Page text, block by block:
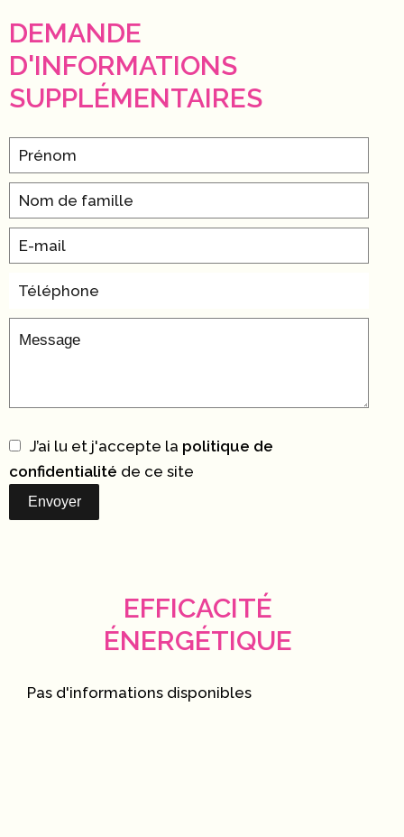
DEMANDE
D'INFORMATIONS
SUPPLÉMENTAIRES
J’ai lu et j'accepte la politique de
confidentialité de ce site
Envoyer
EFFICACITÉ
ÉNERGÉTIQUE
Pas d'informations disponibles